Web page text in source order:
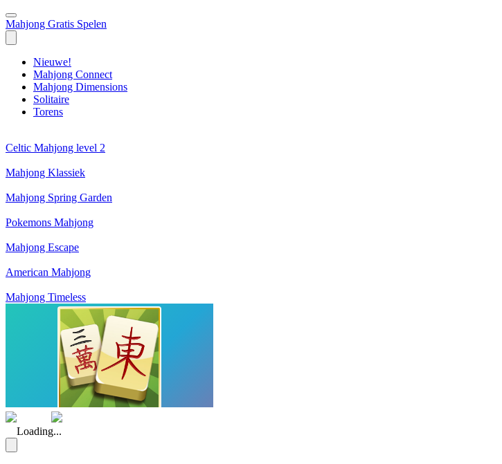
Mahjong Gratis Spelen
Nieuwe!
Mahjong Connect
Mahjong Dimensions
Solitaire
Torens
Celtic Mahjong level 2
Mahjong Klassiek
Mahjong Spring Garden
Pokemons Mahjong
Mahjong Escape
American Mahjong
Mahjong Timeless
Loading...